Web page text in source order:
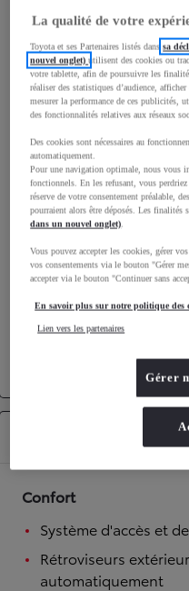
1 830
Consommation mixte
Consommation mixte
Émissions CO2
Performances
Accélération 0-100km/h
Transmission
Confort
Système d'accès et
Rétroviseurs
automatiquement
La qualité de votre
Toyota et ses Partenaires listés danssa
nouvel onglet)utilisent des cookies ou
votre tablette, afin de poursuivre les
réaliser des statistiques d’audience,
mesurer la performance de ces publicités,
des fonctionnalités relatives aux réseaux
Des cookies sont nécessaires au
automatiquement.
Pour une navigation optimale, nous vous
fonctionnels. En les refusant, vous
réserve de votre consentement préalable,
pourraient alors être déposés. Les finalités
dans un nouvel onglet).
Vous pouvez accepter les cookies, gérer
vos consentements via le bouton "Gérer
accepter via le bouton "Continuer sans
En savoir plus sur notre politique des
Lien vers les partenaires
Gérer